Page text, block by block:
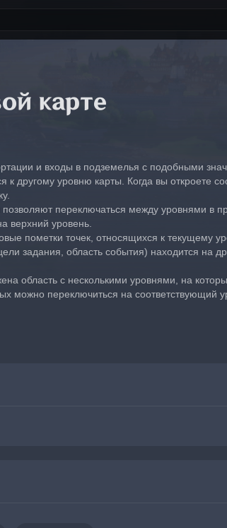
карте
и входы в подземелья с подобными
к другому уровню карты. Когда вы откроете
позволяют переключаться между уровнями в
верхний уровень.
пометки точек, относящихся к текущему
задания, область события) находится на
область с несколькими уровнями, на
можно переключиться на соответствующий